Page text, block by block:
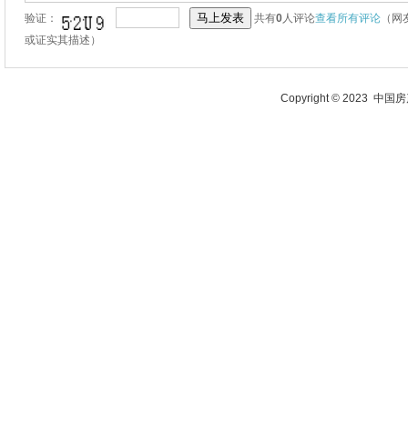
验证： 共有0人评论查看所有评论 （
或证实其描述）
Copyright © 2023 中国